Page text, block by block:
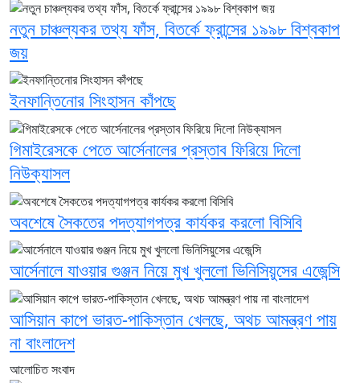
নতুন চাঞ্চল্যকর তথ্য ফাঁস, বিতর্কে ফ্রান্সের ১৯৯৮ বিশ্বকাপ
জয়
ইনফান্তিনোর সিংহাসন কাঁপছে
গিমাইরেসকে পেতে আর্সেনালের প্রস্তাব ফিরিয়ে দিলো
নিউক্যাসল
অবশেষে সৈকতের পদত্যাগপত্র কার্যকর করলো বিসিবি
আর্সেনালে যাওয়ার গুঞ্জন নিয়ে মুখ খুললো ভিনিসিয়ুসের এজেন্সি
আসিয়ান কাপে ভারত-পাকিস্তান খেলছে, অথচ আমন্ত্রণ পায়
না বাংলাদেশ
আলোচিত সংবাদ